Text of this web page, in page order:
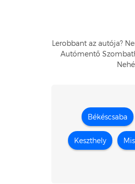
Lerobbant az autója?
Autómentő
Békéscsaba
Keszthely